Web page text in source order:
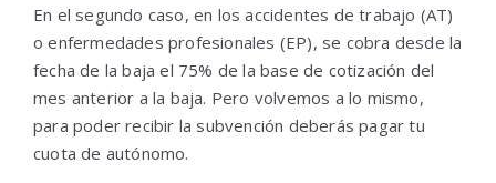
En el segundo caso, en los accidentes de trabajo (AT)
o enfermedades profesionales (EP), se cobra desde la
fecha de la baja el 75% de la base de cotización del
mes anterior a la baja. Pero volvemos a lo mismo,
para poder recibir la subvención deberás pagar tu
cuota de autónomo.